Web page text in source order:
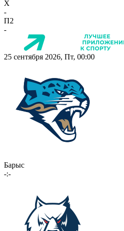
X
-
П2
-
25 сентября 2026, Пт, 00:00
Барыс
-:-